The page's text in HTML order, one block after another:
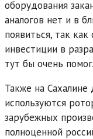
оборудования
аналогов нет и в
появиться, так
инвестиции в
тут бы очень
Также на Сахалине
используются
зарубежных
полноценной